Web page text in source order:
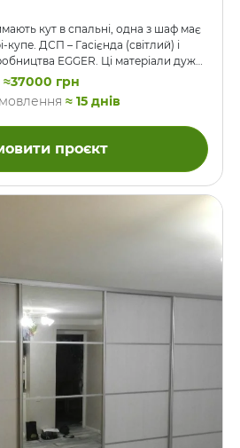
кут в спальні, одна з шаф має
купе. ДСП – Гасієнда (світлий) і
EGGER. Ці матеріали дуже
особливо Дріфтвуд.
колір Шампань, закритий
нами в спальні. Крайня шафа
з “купейних” профілів, але яка
тобто нарозхрист.
≈37000 грн
≈ 15 днів
проєкт